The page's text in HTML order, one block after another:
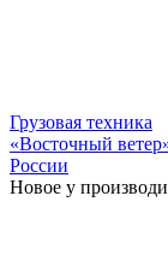
Грузовая техника
«Восточный
России
Новое у